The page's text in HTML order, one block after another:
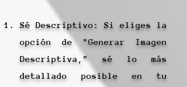
Sé Descriptivo: Si eliges la
opción de "Generar Imagen
Descriptiva," sé lo más
detallado posible en tu